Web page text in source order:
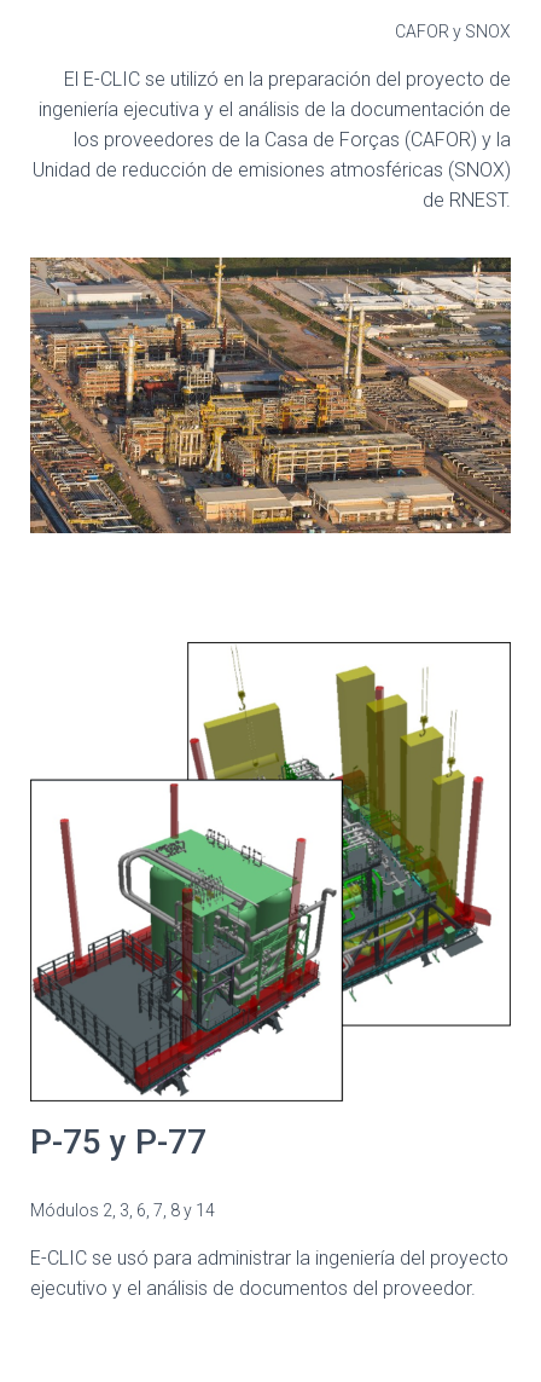
CAFOR y SNOX
El E-CLIC se utilizó en la preparación del proyecto de
ingeniería ejecutiva y el análisis de la documentación de
los proveedores de la Casa de Forças (CAFOR) y la
Unidad de reducción de emisiones atmosféricas (SNOX)
de RNEST.
P-75 y P-77
Módulos 2, 3, 6, 7, 8 y 14
E-CLIC se usó para administrar la ingeniería del proyecto
ejecutivo y el análisis de documentos del proveedor.